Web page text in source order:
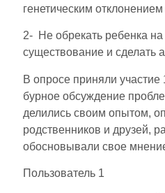
генетическим
2- Не обрекать ребенка
существование и сделать
В опросе приняли
бурное обсуждение
делились своим опытом,
родственников и друзей,
обосновывали свое
Пользователь 1